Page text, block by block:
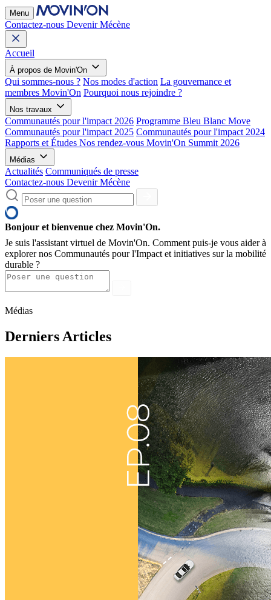
Menu
Contactez-nous Devenir Mécène
Accueil
À propos de Movin'On
Qui sommes-nous ? Nos modes d'action La gouvernance et
membres Movin'On Pourquoi nous rejoindre ?
Nos travaux
Communautés pour l'impact 2026 Programme Bleu Blanc Move
Communautés pour l'impact 2025 Communautés pour l'impact 2024
Rapports et Études Nos rendez-vous Movin'On Summit 2026
Médias
Actualités Communiqués de presse
Contactez-nous Devenir Mécène
Bonjour et bienvenue chez Movin'On.
Je suis l'assistant virtuel de Movin'On. Comment puis-je vous aider à
explorer nos Communautés pour l'Impact et initiatives sur la mobilité
durable ?
Médias
Derniers Articles